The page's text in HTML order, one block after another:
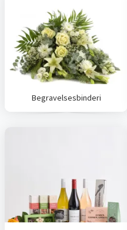
Begravelsesbinderi